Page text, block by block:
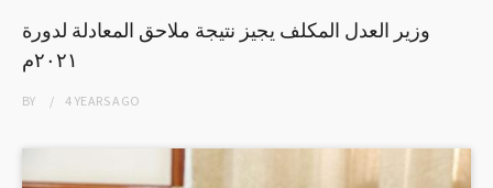
وزير العدل المكلف يجيز نتيجة ملاحق المعادلة لدورة
٢٠٢١م
BY 4 YEARSAGO